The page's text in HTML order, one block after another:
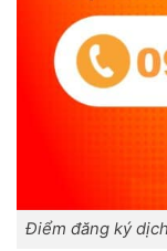
Điểm đăng ký